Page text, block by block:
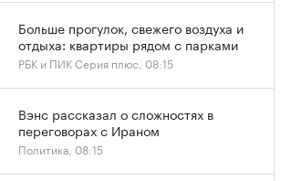
Больше прогулок, свежего воздуха и
отдыха: квартиры рядом с парками
РБК и ПИК Серия плюс, 08:15
Вэнс рассказал о сложностях в
переговорах с Ираном
Политика, 08:15